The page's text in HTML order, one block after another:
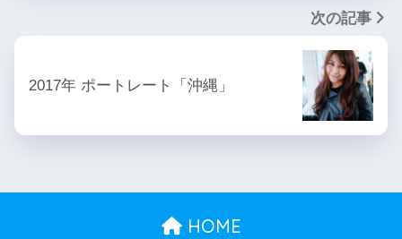
次の記事
2017年 ポートレート「沖縄」
HOME